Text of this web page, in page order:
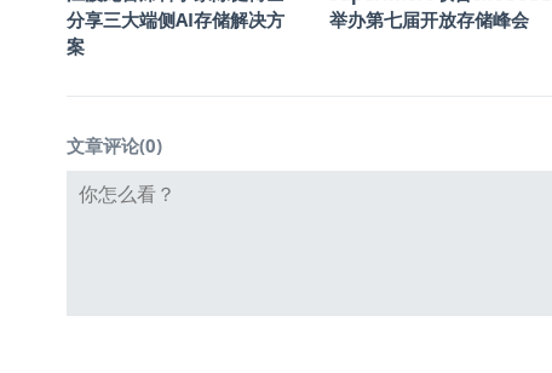
分享三大端侧AI存储解决方
案
举办第七届开放存储峰会
文章评论(0)